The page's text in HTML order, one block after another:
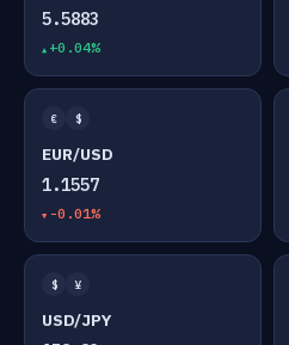
5.5883
+0.04%
€ $
EUR/USD
1.1557
-0.01%
$ ¥
USD/JPY